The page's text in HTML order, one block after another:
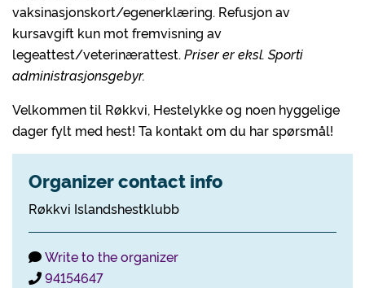
vaksinasjonskort/egenerklæring. Refusjon av
kursavgift kun mot fremvisning av
legeattest/veterinærattest. Priser er eksl. Sporti
administrasjonsgebyr.
Velkommen til Røkkvi, Hestelykke og noen hyggelige
dager fylt med hest! Ta kontakt om du har spørsmål!
Organizer contact info
Røkkvi Islandshestklubb
Write to the organizer
94154647